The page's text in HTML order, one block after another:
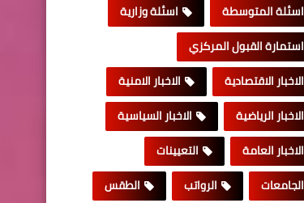
اسئلة المتوسطة
اسئلة وزارية
استمارة القبول المركزي
الاخبار الاقتصادية
الاخبار الامنية
الاخبار الرياضية
الاخبار السياسية
الاخبار العامة
التعيينات
الجامعات
الرواتب الطقس